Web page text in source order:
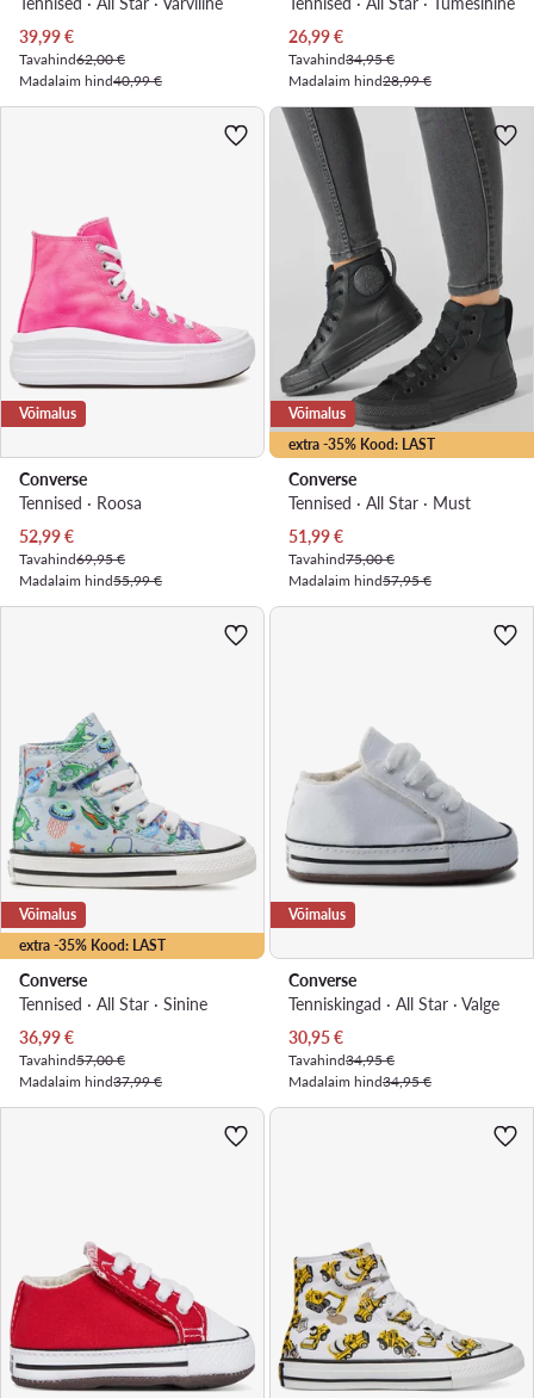
Praegune hind
39,99€
Tavahind62,00 €
Madalaim hind40,99 €
Praegune hind
26,99€
Tavahind34,95 €
Madalaim hind28,99 €
Võimalus
Converse
Tennised · Roosa
Praegune hind
52,99€
Tavahind69,95 €
Madalaim hind55,99 €
extra -35% Kood: LAST
Võimalus
Converse
Tennised · All Star · Must
Praegune hind
51,99€
Tavahind75,00 €
Madalaim hind57,95 €
extra -35% Kood: LAST
Võimalus
Converse
Tennised · All Star · Sinine
Praegune hind
36,99€
Tavahind57,00 €
Madalaim hind37,99 €
Võimalus
Converse
Tenniskingad · All Star · Valge
Praegune hind
30,95€
Tavahind34,95 €
Madalaim hind34,95 €